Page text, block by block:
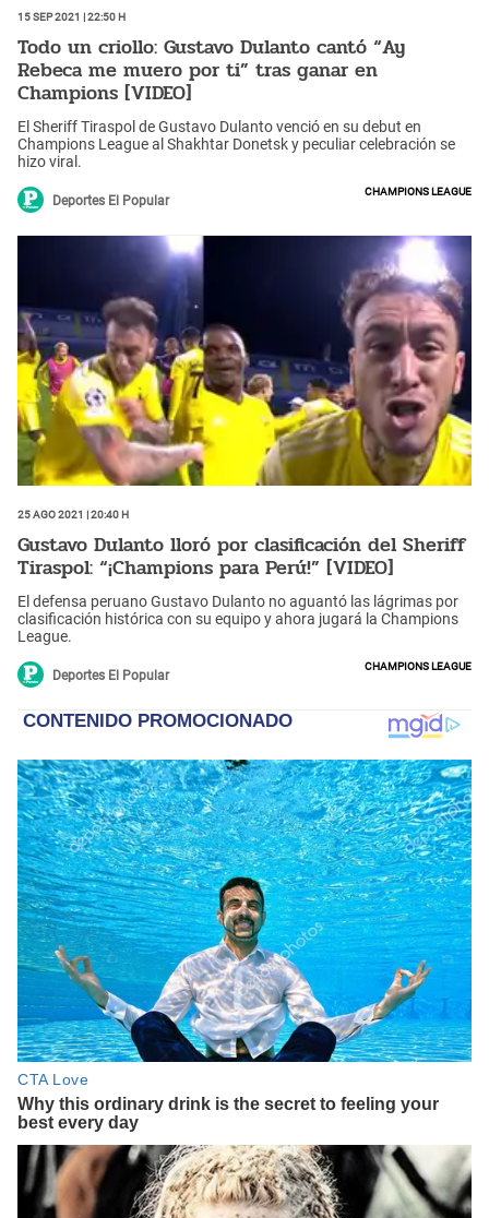
15 Sep 2021 | 22:50 h
Todo un criollo: Gustavo Dulanto cantó “Ay
Rebeca me muero por ti” tras ganar en
Champions [VIDEO]
El Sheriff Tiraspol de Gustavo Dulanto venció en su debut en
Champions League al Shakhtar Donetsk y peculiar celebración se
hizo viral.
Deportes El Popular
Champions League
25 Ago 2021 | 20:40 h
Gustavo Dulanto lloró por clasificación del Sheriff
Tiraspol: “¡Champions para Perú!” [VIDEO]
El defensa peruano Gustavo Dulanto no aguantó las lágrimas por
clasificación histórica con su equipo y ahora jugará la Champions
League.
Deportes El Popular
Champions League